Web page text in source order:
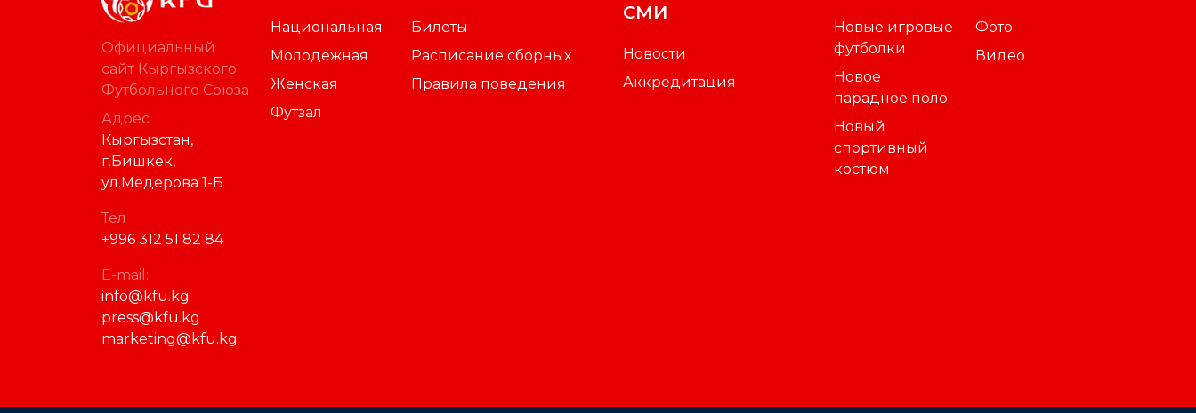
Официальный
сайт Кыргызского
Футбольного Союза
Адрес
Кыргызстан,
г.Бишкек,
ул.Медерова 1-Б
Тел
+996 312 51 82 84
E-mail:
info@kfu.kg
press@kfu.kg
marketing@kfu.kg
Национальная
Молодежная
Женская
Футзал
Билеты
Расписание сборных
Правила поведения
СМИ
Новости
Аккредитация
Новые игровые
футболки
Новое
парадное поло
Новый
спортивный
костюм
Фото
Видео